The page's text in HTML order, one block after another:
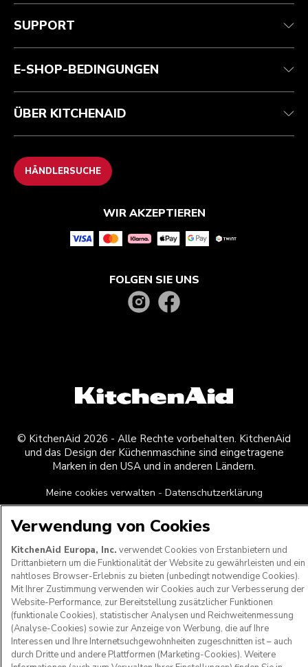
Kundenservice
Garantie und Dokumente
Kontaktieren Sie uns.
Teilnahmebedingungen
Rückgaben und Erstattungen
Impressum
ODR
Die Marke
Händlersuche
SUPPORT
E-SHOP-BEDINGUNGEN
ÜBER KITCHENAID
HÄNDLERSUCHE
WIR AKZEPTIEREN
FOLGEN SIE UNS
© KitchenAid 2026 - Alle Rechte vorbehalten. KitchenAid
und das Design der Küchenmaschine sind eingetragene
Marken in den USA und in anderen Ländern.
Meine cookies verwalten
Datenschutzerklärung
Verwendung von Cookies
KitchenAid Europa, Inc. verwendet Cookies von Erstanbietern und
Drittanbietern um die Funktionalität der Website zu gewährleisten und ein
nahtloses Browser-Erlebnis zu bieten (unbedingt notwendige Cookies).
Mit Ihrer Zustimmung verwenden wir Cookies auch zur Verbesserung der
Website-Performance, zur Bereitstellung zusätzlicher Funktionen
(funktionale Cookies), statistischer Analysen und Reichweitenmessung
(Analyse-Cookies) sowie zur Anzeige von Werbung, die auf Ihre
Interessen und Ihre Internetsuchgewohnheiten zugeschnitten ist – auch
durch Dritte und andere Plattformen (Marketing-Cookies). Weitere